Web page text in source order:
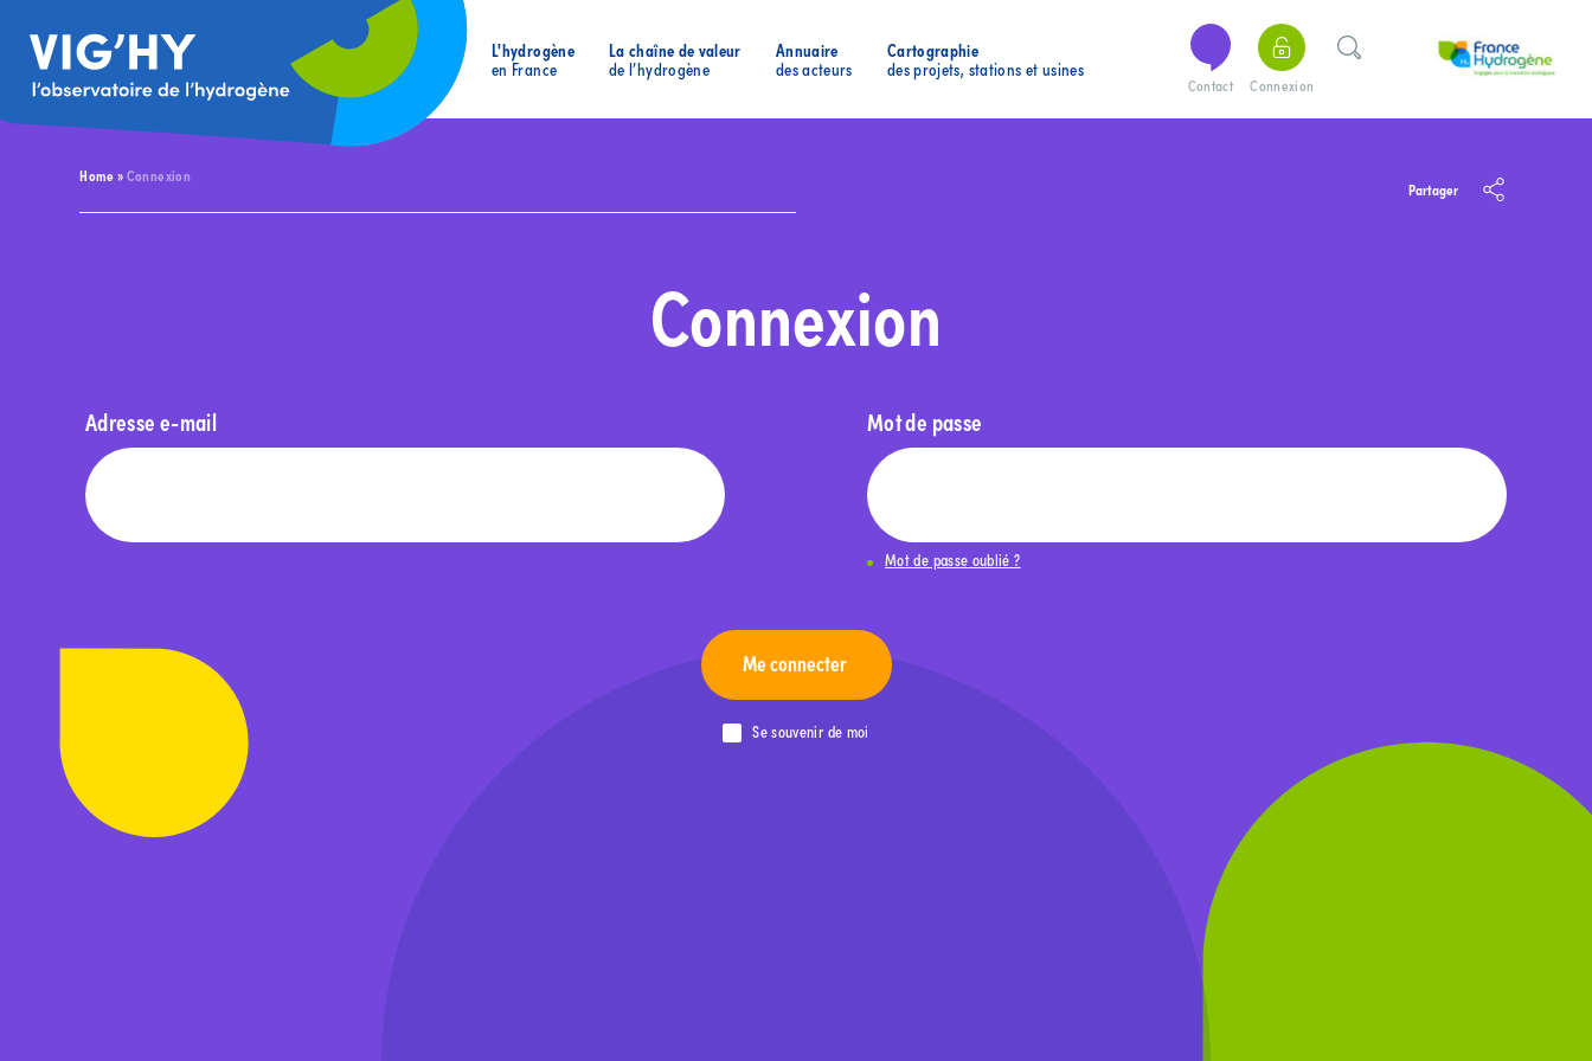
L'hydrogène
en France
La chaîne de valeur
de l’hydrogène
Annuaire
des acteurs
Cartographie
des projets, stations et usines
Contact Connexion
Home»Connexion
Partager
Connexion
Adresse e-mail Mot de passe
Mot de passe oublié ?
Me connecter
Se souvenir de moi